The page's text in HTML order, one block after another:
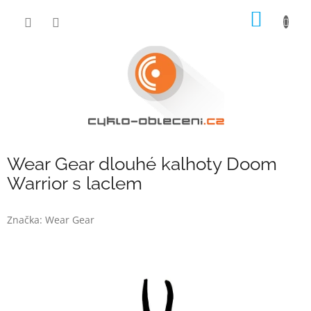
Wear Gear dlouhé kalhoty Doom
Warrior s laclem
Značka: Wear Gear